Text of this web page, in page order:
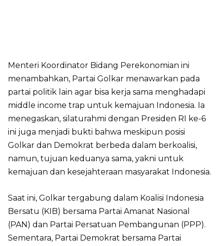
Menteri Koordinator Bidang Perekonomian ini
menambahkan, Partai Golkar menawarkan pada
partai politik lain agar bisa kerja sama menghadapi
middle income trap untuk kemajuan Indonesia. Ia
menegaskan, silaturahmi dengan Presiden RI ke-6
ini juga menjadi bukti bahwa meskipun posisi
Golkar dan Demokrat berbeda dalam berkoalisi,
namun, tujuan keduanya sama, yakni untuk
kemajuan dan kesejahteraan masyarakat Indonesia.
Saat ini, Golkar tergabung dalam Koalisi Indonesia
Bersatu (KIB) bersama Partai Amanat Nasional
(PAN) dan Partai Persatuan Pembangunan (PPP).
Sementara, Partai Demokrat bersama Partai